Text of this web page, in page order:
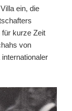
ein, die
für kurze Zeit
von